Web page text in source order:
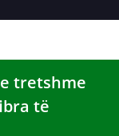
tretshme
të